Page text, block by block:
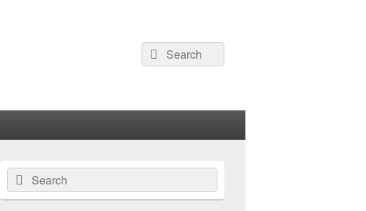
Search
for:
Search
Primary
Sidebar
Widget
Area
Search
for:
Search